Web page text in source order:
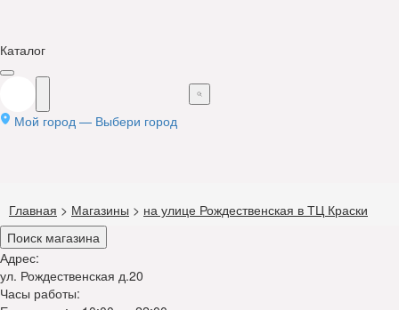
Каталог
Мой город — Выбери город
Главная > Магазины > на улице Рождественская в ТЦ Краски
Поиск магазина
Адрес:
ул. Рождественская д.20
Часы работы: